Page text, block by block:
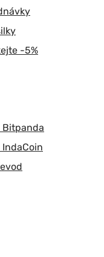
-5%
Bitpanda
IndaCoin